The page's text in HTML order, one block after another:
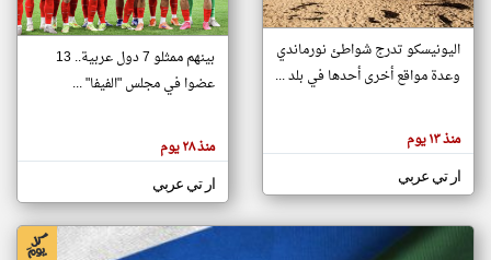
تغيير الدولة
اخبار جزر القمر على مدار الساعة
أهم اخبار جزر القمر العاجلة والمباشرة
هنا عن
وجهة
كاتبيها.
اليونيسكو تدرج شواطئ نورماندي
وعدة مواقع أخرى أحدها في بلد ...
منذ ١٣ يوم
ار تي عربي
بينهم ممثلو 7 دول عربية.. 13
عضوا في مجلس "الفيفا" ...
منذ ٢٨ يوم
ار تي عربي
klyoum.com